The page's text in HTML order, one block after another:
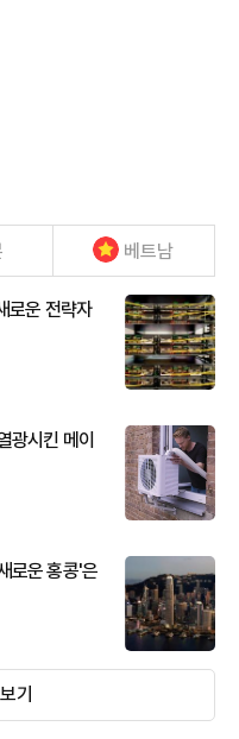
베트남
로운 전략자
광시킨 메이
로운 홍콩'은
기